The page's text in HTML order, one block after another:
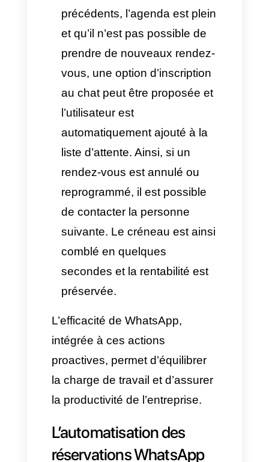
réservations sont souvent
massives. Le système
demande alors certaines
informations nécessaires pour
que la réservation réponde
aux attentes et besoins
exacts du client : nombre de
participants, date, exigences
techniques et services
additionnels. Ainsi, le système
peut automatiquement trouver
le meilleur espace et anticiper
un devis direct et rapide.
Comment réduire les
créneaux vides et les
l’agenda ?